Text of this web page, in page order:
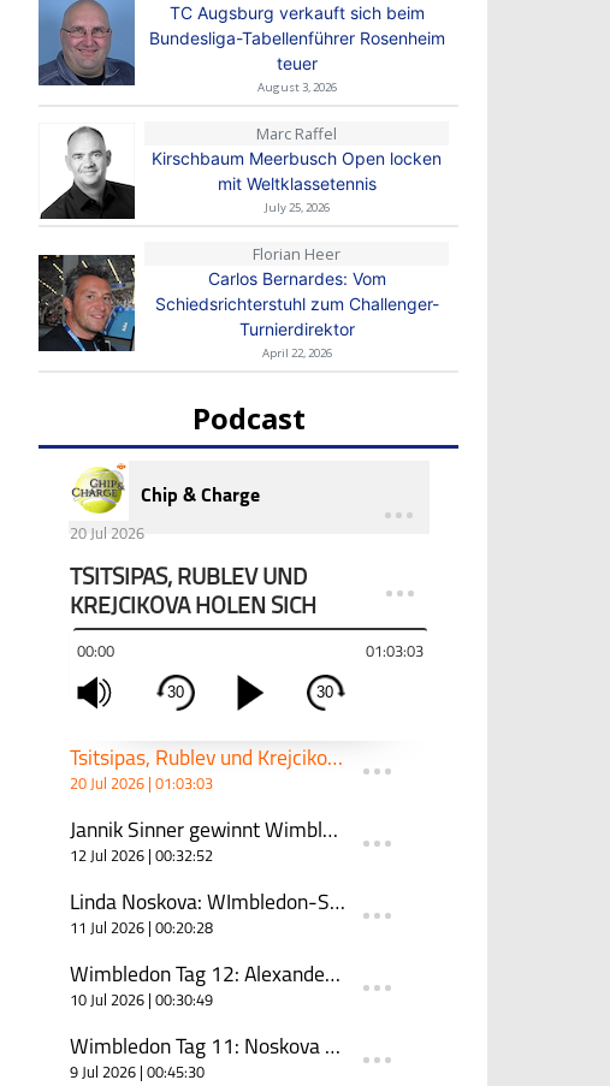
TC Augsburg verkauft sich beim
Bundesliga-Tabellenführer Rosenheim
teuer
August 3, 2026
Marc Raffel
Kirschbaum Meerbusch Open locken
mit Weltklassetennis
July 25, 2026
Florian Heer
Carlos Bernardes: Vom
Schiedsrichterstuhl zum Challenger-
Turnierdirektor
April 22, 2026
Podcast